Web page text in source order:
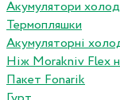
Акумулятори
Термопляшки
Акумуляторні
Ніж Morakniv Flex
Пакет Fonarik